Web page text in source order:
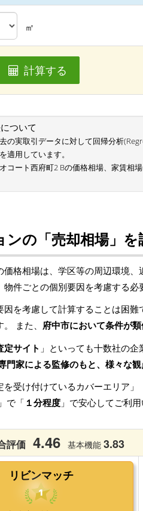
㎡
計算する
ついて
の実取引データに対して回帰分析
適用しています。
コート西府町2 Bの価格相場、家賃相
ンの「売却相場」を
格相場は、学区等の周辺環境
件ごとの個別要因を考慮する必
を考慮して計算することは困難
また、 府中市において条件が
定サイト 」といっても十数社の
門家による監修のもと、様々な
を受け付けているカバーエリア
で「１分程度 」で安心してご利用